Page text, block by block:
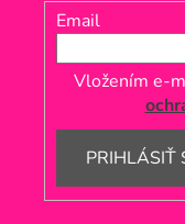
Email
Vložením e-
PRIHLÁSIŤ